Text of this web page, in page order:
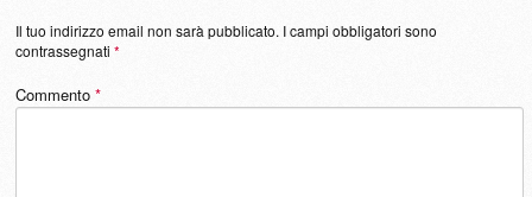
Il tuo indirizzo email non sarà pubblicato. I campi obbligatori sono
contrassegnati *
Commento *